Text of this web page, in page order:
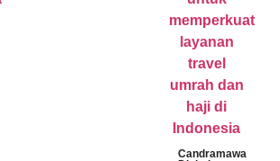
Candramawa